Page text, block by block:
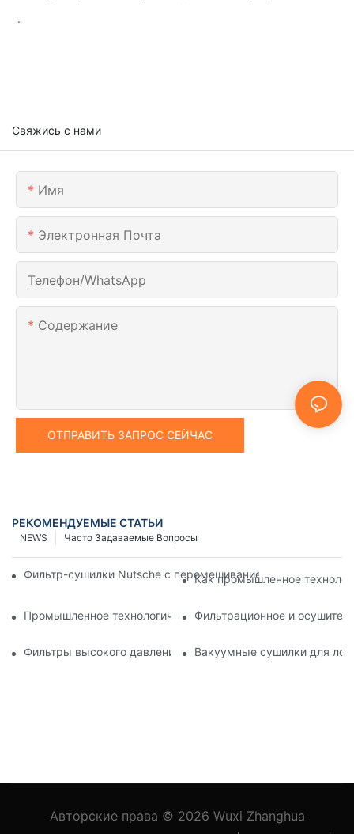
.
Свяжись с нами
Имя
Электронная Почта
Телефон/WhatsApp
Содержание
ОТПРАВИТЬ ЗАПРОС СЕЙЧАС
РЕКОМЕНДУЕМЫЕ СТАТЬИ
Часто Задаваемые Вопросы
NEWS
Фильтр-сушилки Nutsche с перемешиванием против
Как промышленное
Промышленное технологическое оборудование:
Фильтрационное и
Фильтры высокого давления Nutsche: применение в
Вакуумные сушилки для
Авторские права © 2026 Wuxi Zhanghua